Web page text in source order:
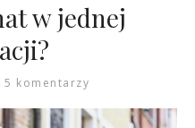
w jednej
komentarzy